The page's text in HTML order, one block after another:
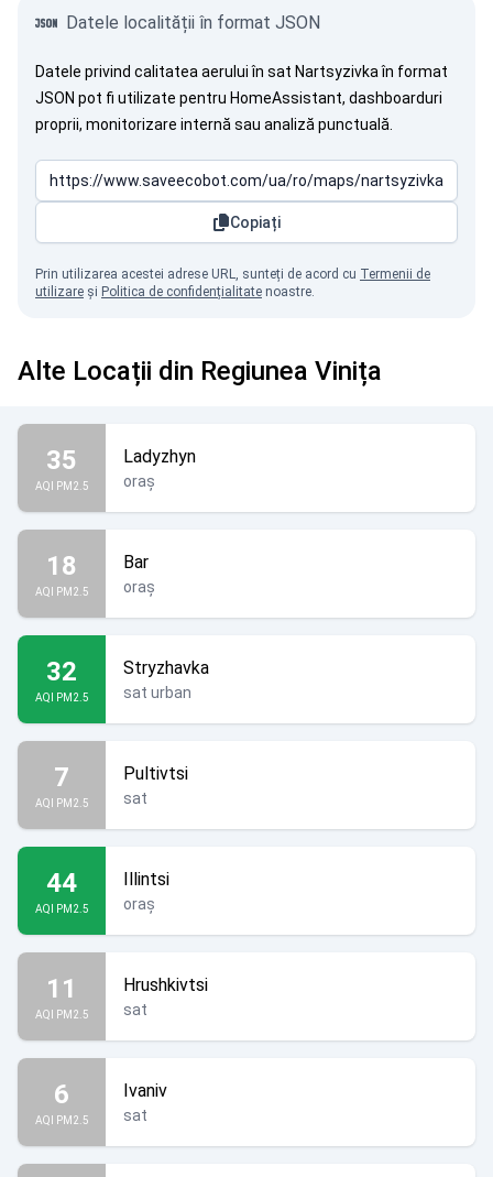
Datele localității în format JSON
Datele privind calitatea aerului în sat Nartsyzivka în format
JSON pot fi utilizate pentru HomeAssistant, dashboarduri
proprii, monitorizare internă sau analiză punctuală.
Copiați
Prin utilizarea acestei adrese URL, sunteți de acord cu Termenii de
utilizare și Politica de confidențialitate noastre.
Alte Locații din Regiunea Vinița
35
AQI PM2.5
Ladyzhyn
oraș
18
AQI PM2.5
Bar
oraș
32
AQI PM2.5
Stryzhavka
sat urban
7
AQI PM2.5
Pultivtsi
sat
44
AQI PM2.5
Illintsi
oraș
11
AQI PM2.5
Hrushkivtsi
sat
6
AQI PM2.5
Ivaniv
sat